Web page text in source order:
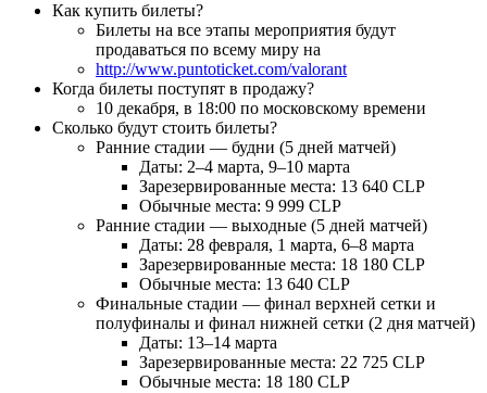
Как купить билеты?
Билеты на все этапы мероприятия будут
продаваться по всему миру на
http://www.puntoticket.com/valorant
Когда билеты поступят в продажу?
10 декабря, в 18:00 по московскому времени
Сколько будут стоить билеты?
Ранние стадии — будни (5 дней матчей)
Даты: 2–4 марта, 9–10 марта
Зарезервированные места: 13 640 CLP
Обычные места: 9 999 CLP
Ранние стадии — выходные (5 дней матчей)
Даты: 28 февраля, 1 марта, 6–8 марта
Зарезервированные места: 18 180 CLP
Обычные места: 13 640 CLP
Финальные стадии — финал верхней сетки и
полуфиналы и финал нижней сетки (2 дня матчей)
Даты: 13–14 марта
Зарезервированные места: 22 725 CLP
Обычные места: 18 180 CLP